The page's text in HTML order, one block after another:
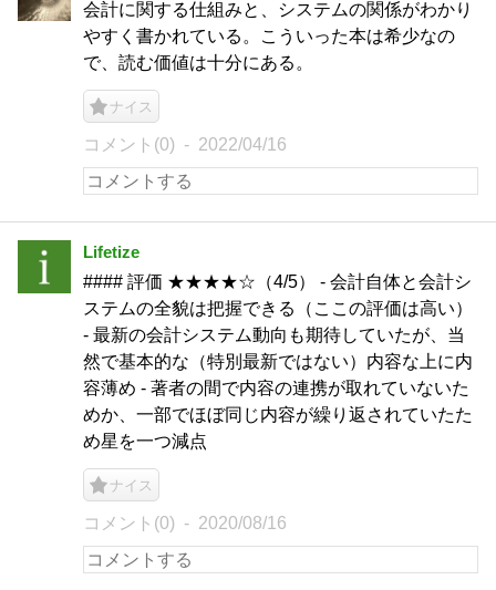
会計に関する仕組みと、システムの関係がわかり
やすく書かれている。こういった本は希少なの
で、読む価値は十分にある。
ナイス
コメント(0) 2022/04/16
Lifetize
#### 評価 ★★★★☆（4/5） - 会計自体と会計シ
ステムの全貌は把握できる（ここの評価は高い）
- 最新の会計システム動向も期待していたが、当
然で基本的な（特別最新ではない）内容な上に内
容薄め - 著者の間で内容の連携が取れていないた
めか、一部でほぼ同じ内容が繰り返されていたた
め星を一つ減点
ナイス
コメント(0) 2020/08/16